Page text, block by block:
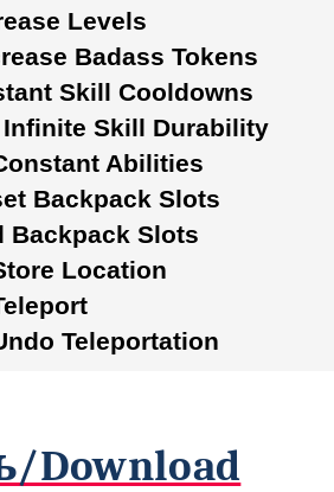
Levels
Badass Tokens
Skill Cooldowns
Infinite Skill Durability
Abilities
Backpack Slots
Backpack Slots
Location
Teleportation
Download